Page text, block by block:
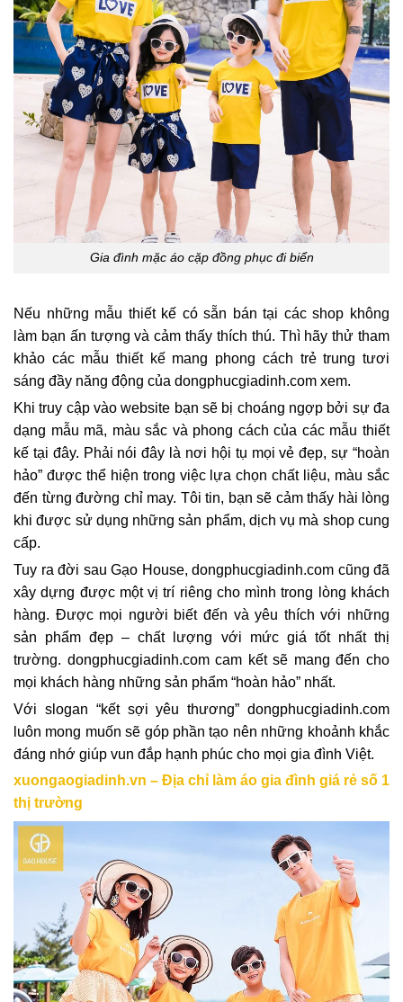
Gia đình mặc áo cặp đồng phục đi biển
Nếu những mẫu thiết kế có sẵn bán tại các shop không
làm bạn ấn tượng và cảm thấy thích thú. Thì hãy thử tham
khảo các mẫu thiết kế mang phong cách trẻ trung tươi
sáng đầy năng động của dongphucgiadinh.com xem.
Khi truy cập vào website bạn sẽ bị choáng ngợp bởi sự đa
dạng mẫu mã, màu sắc và phong cách của các mẫu thiết
kế tại đây. Phải nói đây là nơi hội tụ mọi vẻ đẹp, sự “hoàn
hảo” được thể hiện trong việc lựa chọn chất liệu, màu sắc
đến từng đường chỉ may. Tôi tin, bạn sẽ cảm thấy hài lòng
khi được sử dụng những sản phẩm, dịch vụ mà shop cung
cấp.
Tuy ra đời sau Gạo House, dongphucgiadinh.com cũng đã
xây dựng được một vị trí riêng cho mình trong lòng khách
hàng. Được mọi người biết đến và yêu thích với những
sản phẩm đẹp – chất lượng với mức giá tốt nhất thị
trường. dongphucgiadinh.com cam kết sẽ mang đến cho
mọi khách hàng những sản phẩm “hoàn hảo” nhất.
Với slogan “kết sợi yêu thương” dongphucgiadinh.com
luôn mong muốn sẽ góp phần tạo nên những khoảnh khắc
đáng nhớ giúp vun đắp hạnh phúc cho mọi gia đình Việt.
xuongaogiadinh.vn – Địa chỉ làm áo gia đình giá rẻ số 1
thị trường